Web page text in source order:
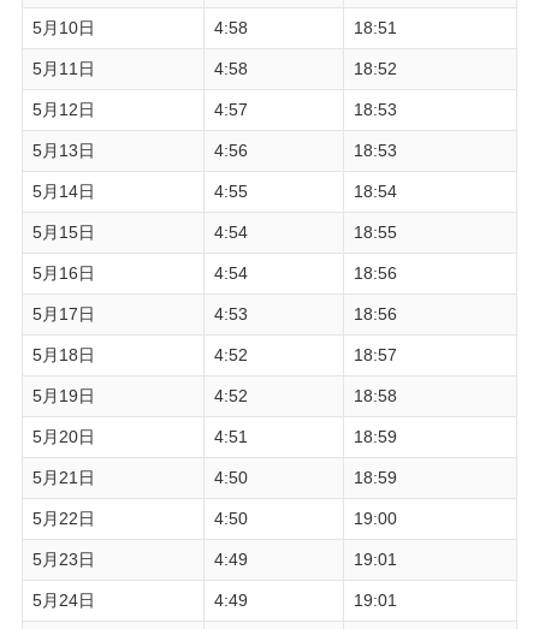
5月10日 4:58 18:51
5月11日 4:58 18:52
5月12日 4:57 18:53
5月13日 4:56 18:53
5月14日 4:55 18:54
5月15日 4:54 18:55
5月16日 4:54 18:56
5月17日 4:53 18:56
5月18日 4:52 18:57
5月19日 4:52 18:58
5月20日 4:51 18:59
5月21日 4:50 18:59
5月22日 4:50 19:00
5月23日 4:49 19:01
5月24日 4:49 19:01